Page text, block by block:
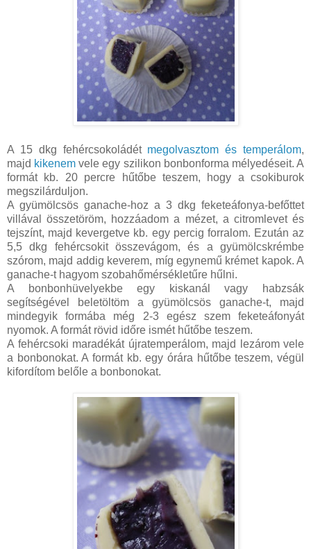
A 15 dkg fehércsokoládét megolvasztom és temperálom,
majd kikenem vele egy szilikon bonbonforma mélyedéseit. A
formát kb. 20 percre hűtőbe teszem, hogy a csokiburok
megszilárduljon.
A gyümölcsös ganache-hoz a 3 dkg feketeáfonya-befőttet
villával összetöröm, hozzáadom a mézet, a citromlevet és
tejszínt, majd kevergetve kb. egy percig forralom. Ezután az
5,5 dkg fehércsokit összevágom, és a gyümölcskrémbe
szórom, majd addig keverem, míg egynemű krémet kapok. A
ganache-t hagyom szobahőmérsékletűre hűlni.
A bonbonhüvelyekbe egy kiskanál vagy habzsák
segítségével beletöltöm a gyümölcsös ganache-t, majd
mindegyik formába még 2-3 egész szem feketeáfonyát
nyomok. A formát rövid időre ismét hűtőbe teszem.
A fehércsoki maradékát újratemperálom, majd lezárom vele
a bonbonokat. A formát kb. egy órára hűtőbe teszem, végül
kifordítom belőle a bonbonokat.